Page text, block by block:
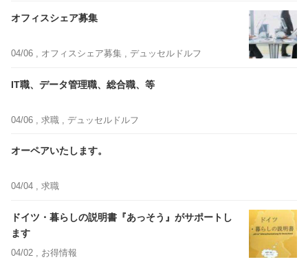
オフィスシェア募集
04/06 , オフィスシェア募集 , デュッセルドルフ
IT職、データ管理職、総合職、等
04/06 , 求職 , デュッセルドルフ
オーペアいたします。
04/04 , 求職
ドイツ・暮らしの説明書『あっそう』がサポートし
ます
04/02 , お得情報